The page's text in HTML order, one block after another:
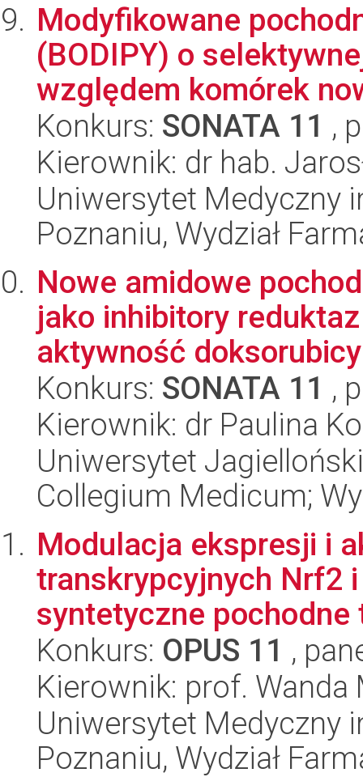
Modyfikowane
(BODIPY) o
względem komórek
Konkurs: SONATA 11 ,
Kierownik: dr hab.
Uniwersytet Medyczny
Poznaniu, Wydział
Nowe amidowe
jako inhibitory
aktywność
Konkurs: SONATA 11 ,
Kierownik: dr Paulina
Uniwersytet
Collegium Medicum;
Modulacja ekspresji i
transkrypcyjnych Nrf2
syntetyczne
Konkurs: OPUS 11 ,
Kierownik: prof. Wanda
Uniwersytet Medyczny
Poznaniu, Wydział